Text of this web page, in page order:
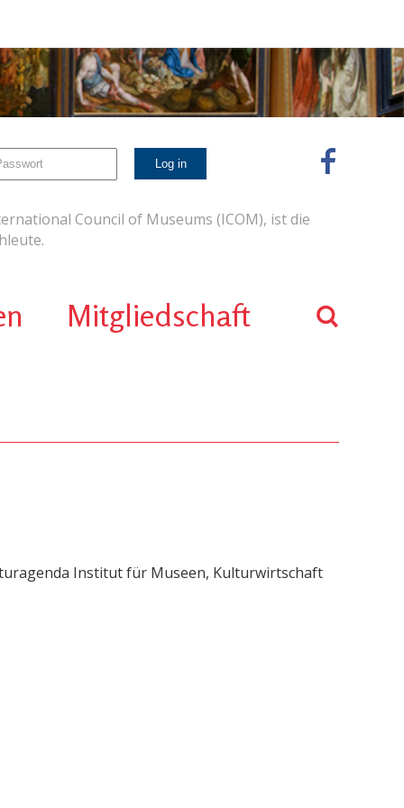
Council of Museums (ICOM), ist die
Mitgliedschaft
Institut für Museen, Kulturwirtschaft